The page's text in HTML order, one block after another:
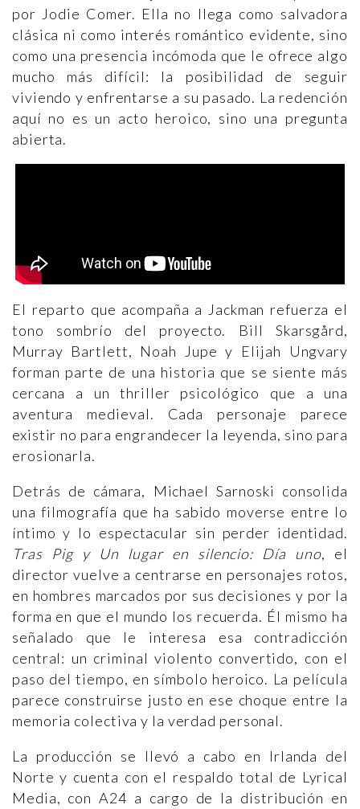
por Jodie Comer. Ella no llega como salvadora
clásica ni como interés romántico evidente, sino
como una presencia incómoda que le ofrece algo
mucho más difícil: la posibilidad de seguir
viviendo y enfrentarse a su pasado. La redención
aquí no es un acto heroico, sino una pregunta
abierta.
El reparto que acompaña a Jackman refuerza el
tono sombrío del proyecto. Bill Skarsgård,
Murray Bartlett, Noah Jupe y Elijah Ungvary
forman parte de una historia que se siente más
cercana a un thriller psicológico que a una
aventura medieval. Cada personaje parece
existir no para engrandecer la leyenda, sino para
erosionarla.
Detrás de cámara, Michael Sarnoski consolida
una filmografía que ha sabido moverse entre lo
íntimo y lo espectacular sin perder identidad.
Tras Pig y Un lugar en silencio: Día uno, el
director vuelve a centrarse en personajes rotos,
en hombres marcados por sus decisiones y por la
forma en que el mundo los recuerda. Él mismo ha
señalado que le interesa esa contradicción
central: un criminal violento convertido, con el
paso del tiempo, en símbolo heroico. La película
parece construirse justo en ese choque entre la
memoria colectiva y la verdad personal.
La producción se llevó a cabo en Irlanda del
Norte y cuenta con el respaldo total de Lyrical
Media, con A24 a cargo de la distribución en